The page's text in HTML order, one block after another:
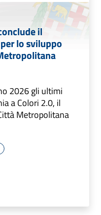
il
lo sviluppo
2026 gli ultimi
a Colori 2.0, il
Metropolitana